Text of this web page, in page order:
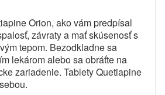
Orion, ako vám predpísal
závraty a mať skúsenosť s
tepom. Bezodkladne sa
lekárom alebo sa obráťte na
zariadenie. TabletyQuetiapine